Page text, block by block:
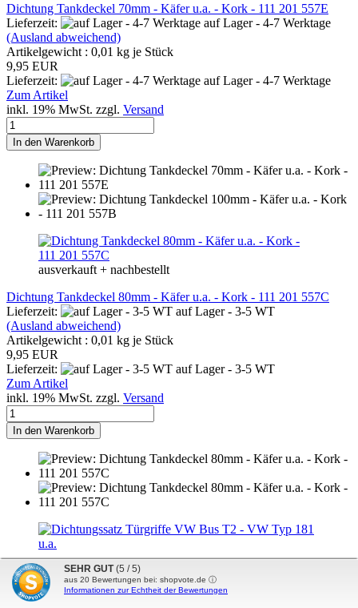
Dichtung Tankdeckel 70mm - Käfer u.a. - Kork - 111 201 557E
Lieferzeit:
auf Lager - 4-7 Werktage
(Ausland abweichend)
Artikelgewicht : 0,01 kg je Stück
9,95 EUR
Lieferzeit:
auf Lager - 4-7 Werktage
Zum Artikel
inkl. 19% MwSt. zzgl. Versand
In den Warenkorb
ausverkauft + nachbestellt
Dichtung Tankdeckel 80mm - Käfer u.a. - Kork - 111 201 557C
Lieferzeit:
auf Lager - 3-5 WT
(Ausland abweichend)
Artikelgewicht : 0,01 kg je Stück
9,95 EUR
Lieferzeit:
auf Lager - 3-5 WT
Zum Artikel
inkl. 19% MwSt. zzgl. Versand
In den Warenkorb
Dichtung Türgriffe - Karmann Ghia und Bus T2 - Satz - 211 898
211 A
Lieferzeit:
SEHR GUT (5 / 5)
aus 20 Bewertungen bei: shopvote.de ⓘ
Informationen zur Echtheit der Bewertungen